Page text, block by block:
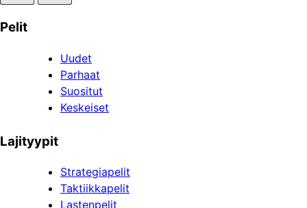
Pelit
Uudet
Parhaat
Suositut
Keskeiset
Lajityypit
Strategiapelit
Taktiikkapelit
Lastenpelit